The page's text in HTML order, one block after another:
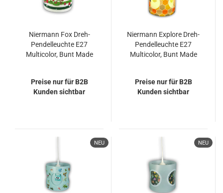
Niermann Fox Dreh-
Pendelleuchte E27
Multicolor, Bunt Made
Preise nur für B2B
Kunden sichtbar
Niermann Explore Dreh-
Pendelleuchte E27
Multicolor, Bunt Made
Preise nur für B2B
Kunden sichtbar
NEU NEU